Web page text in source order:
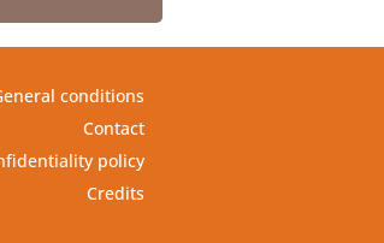
conditions
Contact
policy
Credits